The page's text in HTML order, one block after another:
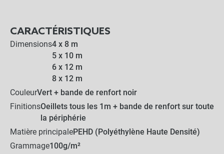
0,99 €
LES PRODUITS ALTERNATIFS
CARACTÉRISTIQUES
Dimensions4 x 8 m
5 x 10 m
6 x 12 m
8 x 12 m
CouleurVert + bande de renfort noir
FinitionsOeillets tous les 1m + bande de renfort sur toute
la périphérie
Matière principalePEHD (Polyéthylène Haute Densité)
Grammage100g/m²